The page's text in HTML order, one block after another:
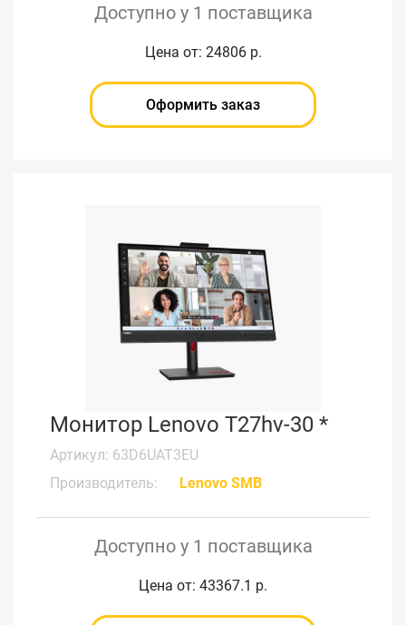
Доступно у 1 поставщика
Цена от: 24806 р.
Оформить заказ
Монитор Lenovo T27hv-30 *
Артикул: 63D6UAT3EU
Производитель:
Lenovo SMB
Доступно у 1 поставщика
Цена от: 43367.1 р.